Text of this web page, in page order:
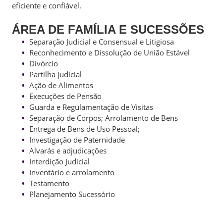
eficiente e confiável.
ÁREA DE FAMÍLIA E SUCESSÕES
Separação Judicial e Consensual e Litigiosa
Reconhecimento e Dissolução de União Estável
Divórcio
Partilha judicial
Ação de Alimentos
Execuções de Pensão
Guarda e Regulamentação de Visitas
Separação de Corpos; Arrolamento de Bens
Entrega de Bens de Uso Pessoal;
Investigação de Paternidade
Alvarás e adjudicações
Interdição Judicial
Inventário e arrolamento
Testamento
Planejamento Sucessório